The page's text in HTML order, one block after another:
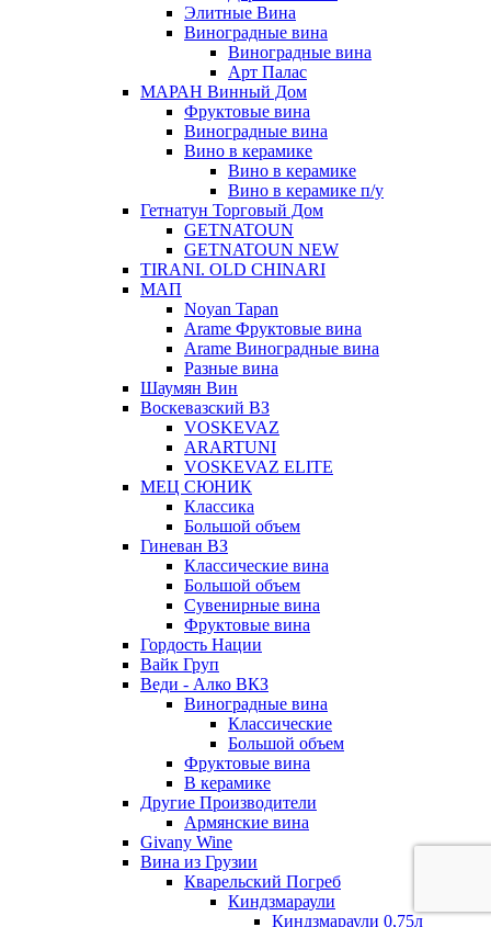
Элитные Вина
Виноградные вина
Виноградные вина
Арт Палас
МАРАН Винный Дом
Фруктовые вина
Виноградные вина
Вино в керамике
Вино в керамике
Вино в керамике п/у
Гетнатун Торговый Дом
GETNATOUN
GETNATOUN NEW
TIRANI. OLD CHINARI
МАП
Noyan Tapan
Arame Фруктовые вина
Arame Виноградные вина
Разные вина
Шаумян Вин
Воскевазский ВЗ
VOSKEVAZ
ARARTUNI
VOSKEVAZ ELITE
МЕЦ СЮНИК
Классика
Большой объем
Гиневан ВЗ
Классические вина
Большой объем
Сувенирные вина
Фруктовые вина
Гордость Нации
Вайк Груп
Веди - Алко ВКЗ
Виноградные вина
Классические
Большой объем
Фруктовые вина
В керамике
Другие Производители
Армянские вина
Givany Wine
Вина из Грузии
Кварельский Погреб
Киндзмараули
Киндзмараули 0,75л